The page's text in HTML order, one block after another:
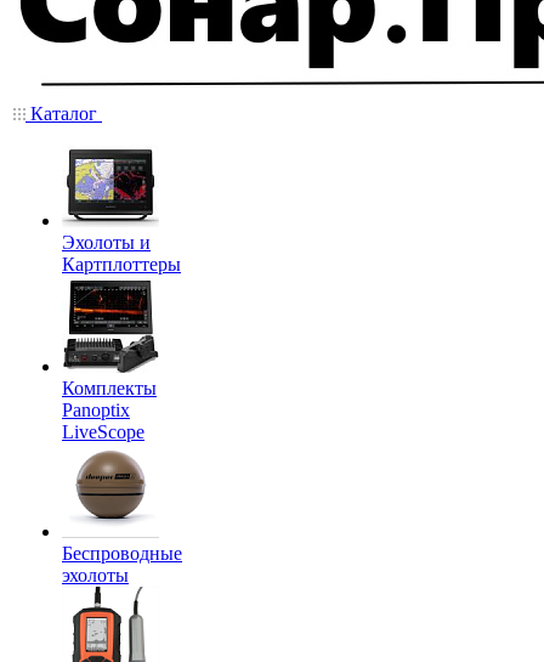
Каталог
Эхолоты и
Картплоттеры
Комплекты
Panoptix
LiveScope
Беспроводные
эхолоты